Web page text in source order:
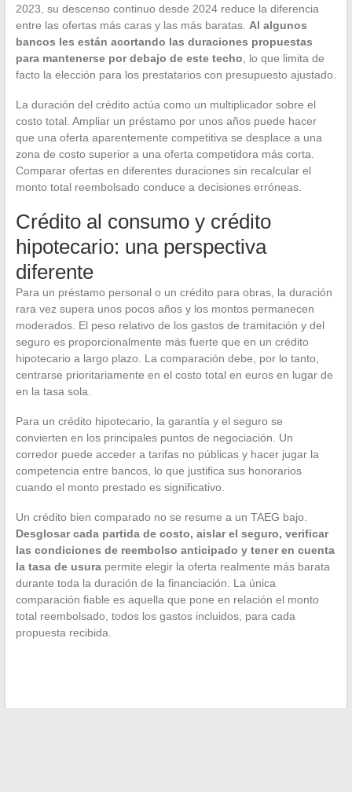
2023, su descenso continuo desde 2024 reduce la diferencia
entre las ofertas más caras y las más baratas. Al algunos
bancos les están acortando las duraciones propuestas
para mantenerse por debajo de este techo, lo que limita de
facto la elección para los prestatarios con presupuesto ajustado.
La duración del crédito actúa como un multiplicador sobre el
costo total. Ampliar un préstamo por unos años puede hacer
que una oferta aparentemente competitiva se desplace a una
zona de costo superior a una oferta competidora más corta.
Comparar ofertas en diferentes duraciones sin recalcular el
monto total reembolsado conduce a decisiones erróneas.
Crédito al consumo y crédito
hipotecario: una perspectiva
diferente
Para un préstamo personal o un crédito para obras, la duración
rara vez supera unos pocos años y los montos permanecen
moderados. El peso relativo de los gastos de tramitación y del
seguro es proporcionalmente más fuerte que en un crédito
hipotecario a largo plazo. La comparación debe, por lo tanto,
centrarse prioritariamente en el costo total en euros en lugar de
en la tasa sola.
Para un crédito hipotecario, la garantía y el seguro se
convierten en los principales puntos de negociación. Un
corredor puede acceder a tarifas no públicas y hacer jugar la
competencia entre bancos, lo que justifica sus honorarios
cuando el monto prestado es significativo.
Un crédito bien comparado no se resume a un TAEG bajo.
Desglosar cada partida de costo, aislar el seguro, verificar
las condiciones de reembolso anticipado y tener en cuenta
la tasa de usurapermite elegir la oferta realmente más barata
durante toda la duración de la financiación. La única
comparación fiable es aquella que pone en relación el monto
total reembolsado, todos los gastos incluidos, para cada
propuesta recibida.